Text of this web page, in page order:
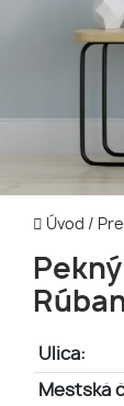
Úvod /
Ulica:
Mestská